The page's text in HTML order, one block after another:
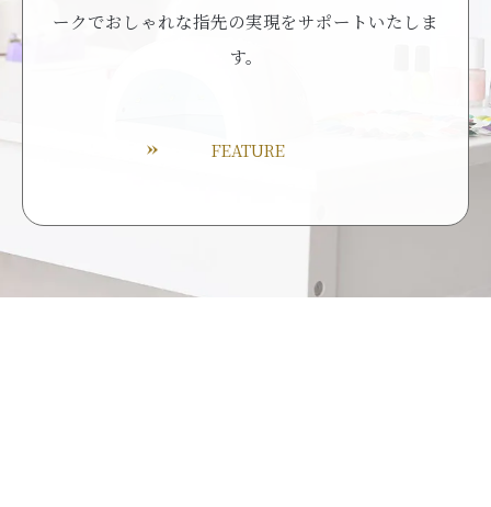
ークでおしゃれな指先の実現をサポートいたしま
す。
FEATURE